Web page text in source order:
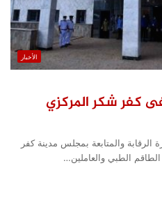
الأخبار
كفر شكر المركزي
والمتابعة بمجلس مدينة كفر
الطبي والعاملين…